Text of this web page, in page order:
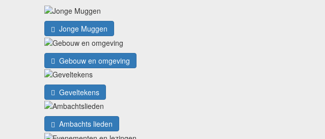
Jonge Muggen
Gebouw en omgeving
Geveltekens
Ambachts lieden